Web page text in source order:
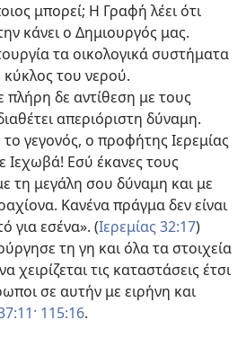
μπορεί; Η Γραφή λέει ότι
κάνει ο Δημιουργός μας.
τα οικολογικά συστήματα
κύκλος του νερού.
πλήρη δε αντίθεση με τους
απεριόριστη δύναμη.
γεγονός, ο προφήτης Ιερεμίας
Ιεχωβά! Εσύ έκανες τους
τη μεγάλη σου δύναμη και με
Κανένα πράγμα δεν είναι
για εσένα». (Ιερεμίας 32:17)
τη γη και όλα τα στοιχεία
χειρίζεται τις καταστάσεις έτσι
σε αυτήν με ειρήνη και
115:16.